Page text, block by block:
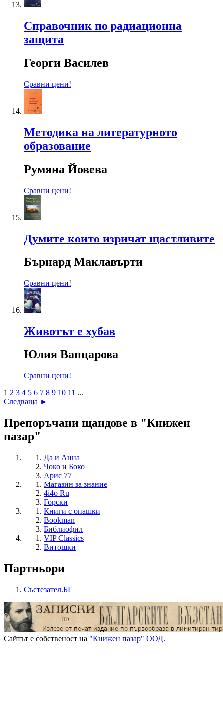
Справочник по радиационна
защита
Георги Василев
Сравни цени!
Методика на литературното
образование
Румяна Йовева
Сравни цени!
Думите които изричат щастливите
Бърнард Маклавърти
Сравни цени!
Животът е хубав
Юлия Вапцарова
Сравни цени!
1 2 3 4 5 6 7 8 9 10 11 ...
Следваща ►
Препоръчани щандове в "Книжен
пазар"
Да и Анна
Чоко и Боко
Арис 77
Магазин за знание
4i4o Ru
Горски
Книги с опашки
Bookman
Библиофил
VIP Classics
Витошки
Партньори
Състезател.БГ
Сайтът е собственост на "Книжен пазар" ООД.